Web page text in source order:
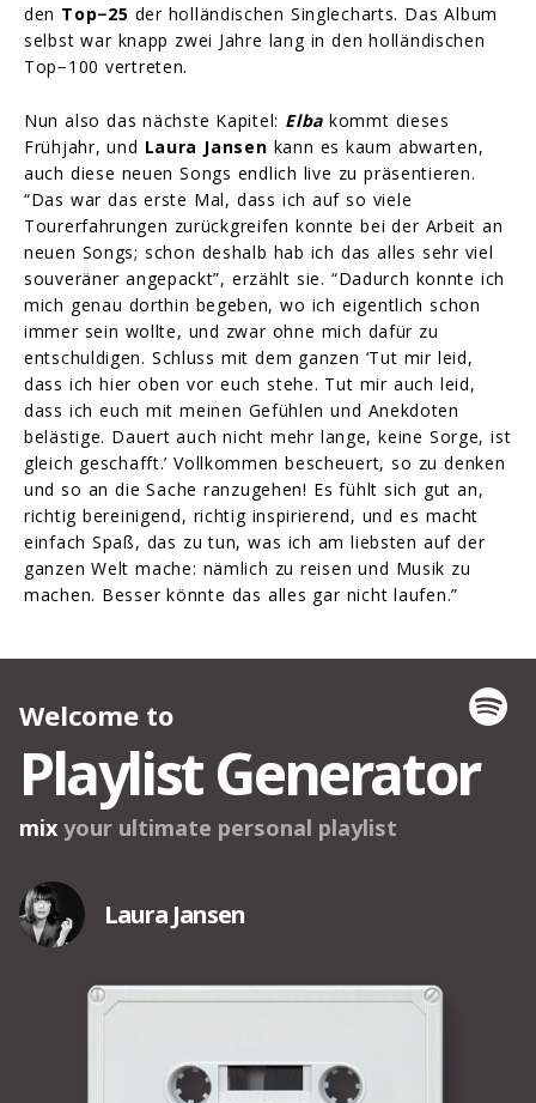
den Top−25 der holländischen Singlecharts. Das Album
selbst war knapp zwei Jahre lang in den holländischen
Top−100 vertreten.
Nun also das nächste Kapitel: Elbakommt dieses
Frühjahr, und Laura Jansen kann es kaum abwarten,
auch diese neuen Songs endlich live zu präsentieren.
“Das war das erste Mal, dass ich auf so viele
Tourerfahrungen zurückgreifen konnte bei der Arbeit an
neuen Songs; schon deshalb hab ich das alles sehr viel
souveräner angepackt”, erzählt sie. “Dadurch konnte ich
mich genau dorthin begeben, wo ich eigentlich schon
immer sein wollte, und zwar ohne mich dafür zu
entschuldigen. Schluss mit dem ganzen ‘Tut mir leid,
dass ich hier oben vor euch stehe. Tut mir auch leid,
dass ich euch mit meinen Gefühlen und Anekdoten
belästige. Dauert auch nicht mehr lange, keine Sorge, ist
gleich geschafft.’ Vollkommen bescheuert, so zu denken
und so an die Sache ranzugehen! Es fühlt sich gut an,
richtig bereinigend, richtig inspirierend, und es macht
einfach Spaß, das zu tun, was ich am liebsten auf der
ganzen Welt mache: nämlich zu reisen und Musik zu
machen. Besser könnte das alles gar nicht laufen.”